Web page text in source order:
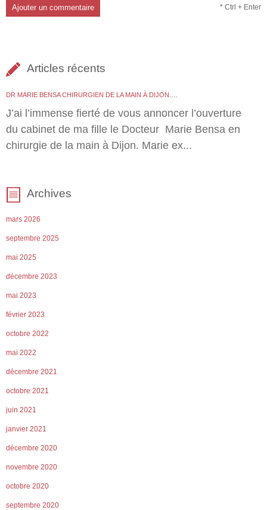
* Ctrl + Enter
Articles récents
DR MARIE BENSA CHIRURGIEN DE LA MAIN À DIJON….
J’ai l’immense fierté de vous annoncer l’ouverture
du cabinet de ma fille le Docteur Marie Bensa en
chirurgie de la main à Dijon. Marie ex...
Archives
mars 2026
septembre 2025
mai 2025
décembre 2023
mai 2023
février 2023
octobre 2022
mai 2022
décembre 2021
octobre 2021
juin 2021
janvier 2021
décembre 2020
novembre 2020
octobre 2020
septembre 2020